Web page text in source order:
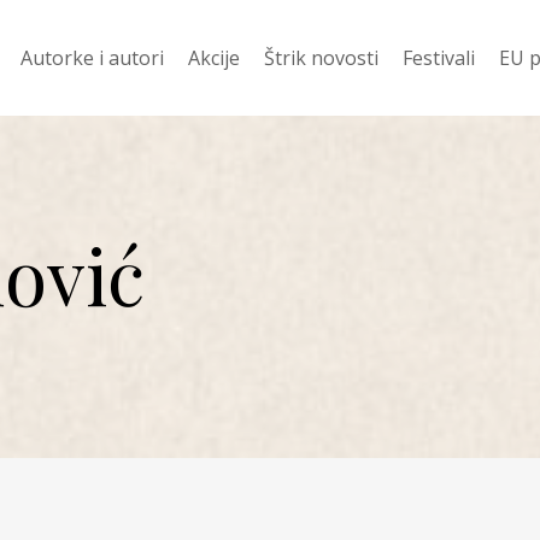
pripremi
Autorke i autori Akcije Štrik novosti Festivali EU